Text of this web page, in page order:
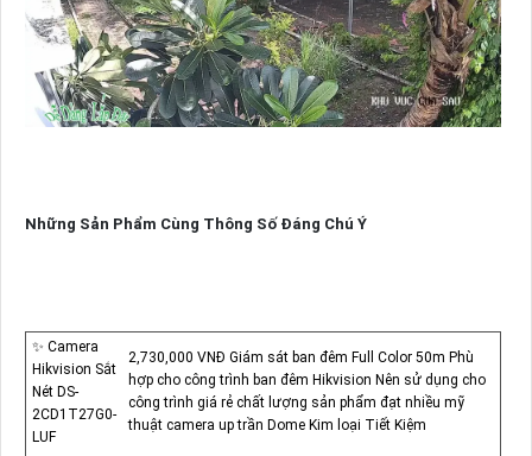
Những Sản Phẩm Cùng Thông Số Đáng Chú Ý
✨ Camera
Hikvision Sắt
Nét DS-
2CD1T27G0-
LUF
2,730,000 VNĐ Giám sát ban đêm Full Color 50m Phù
hợp cho công trình ban đêm Hikvision Nên sử dụng cho
công trình giá rẻ chất lượng sản phẩm đạt nhiều mỹ
thuật camera up trần Dome Kim loại Tiết Kiệm